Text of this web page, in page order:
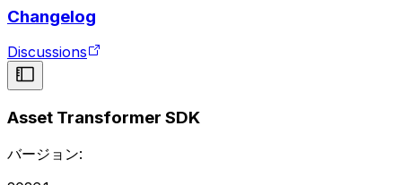
Changelog
Discussions
Asset Transformer SDK
バージョン: